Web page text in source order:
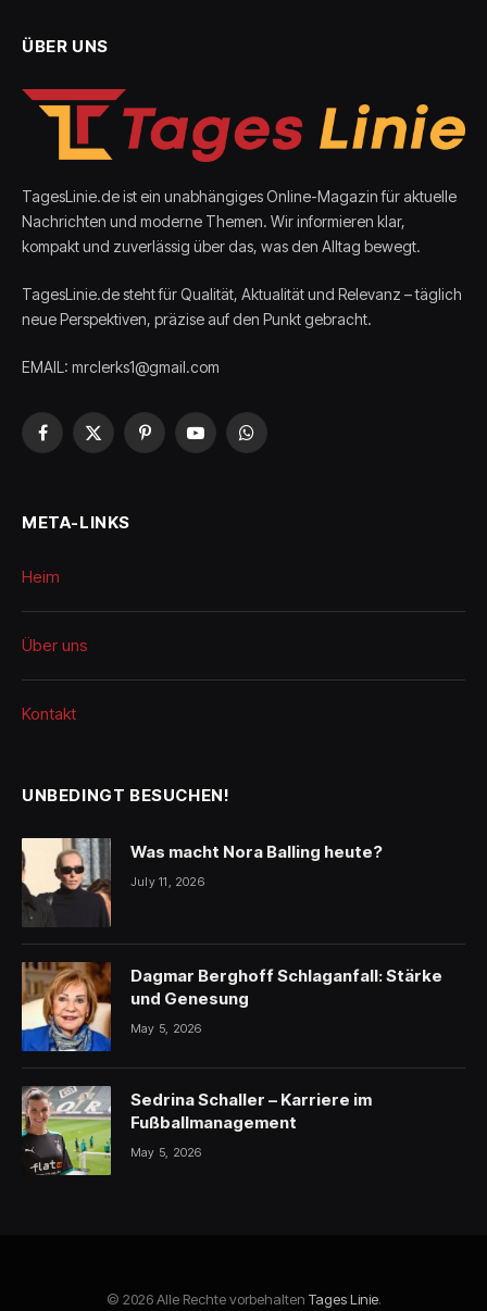
ÜBER UNS
TagesLinie.de ist ein unabhängiges Online-Magazin für aktuelle
Nachrichten und moderne Themen. Wir informieren klar,
kompakt und zuverlässig über das, was den Alltag bewegt.
TagesLinie.de steht für Qualität, Aktualität und Relevanz – täglich
neue Perspektiven, präzise auf den Punkt gebracht.
EMAIL: mrclerks1@gmail.com
Facebook
X
PinterestYouTubeWhatsApp
META-LINKS
Heim
Über uns
Kontakt
UNBEDINGT BESUCHEN!
Was macht Nora Balling heute?
July 11, 2026
Dagmar Berghoff Schlaganfall: Stärke
und Genesung
May 5, 2026
Sedrina Schaller – Karriere im
Fußballmanagement
May 5, 2026
© 2026 Alle Rechte vorbehalten Tages Linie.